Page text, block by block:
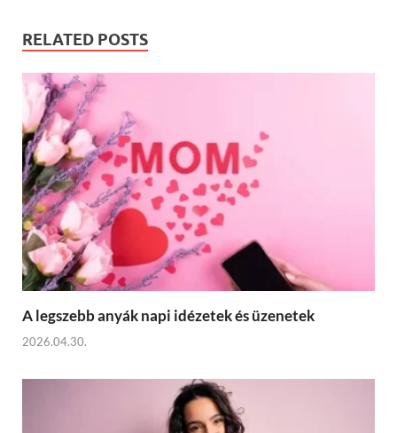
RELATED POSTS
A legszebb anyák napi idézetek és üzenetek
2026.04.30.